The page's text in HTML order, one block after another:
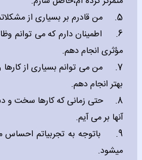
5.
من قادرم بر بسیاری از
6.
اطمینان دارم که می توانم
مؤثری انجام دهم.
7.
من می توانم بسیاری از
بهتر انجام دهم.
8.
حتی زمانی که کارها سخت و
آنها بر می آیم.
9.
باتوجه به تجربیاتم احساس
میشود.